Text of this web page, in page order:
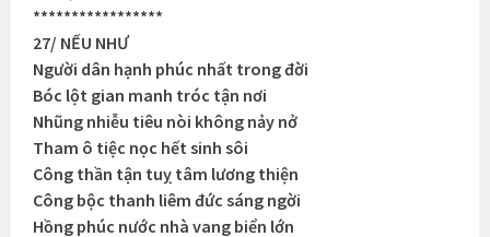
*****************
27/ NẾU NHƯ
Người dân hạnh phúc nhất trong đời
Bóc lột gian manh tróc tận nơi
Nhũng nhiễu tiêu nòi không nảy nở
Tham ô tiệc nọc hết sinh sôi
Công thần tận tuỵ tâm lương thiện
Công bộc thanh liêm đức sáng ngời
Hồng phúc nước nhà vang biển lớn